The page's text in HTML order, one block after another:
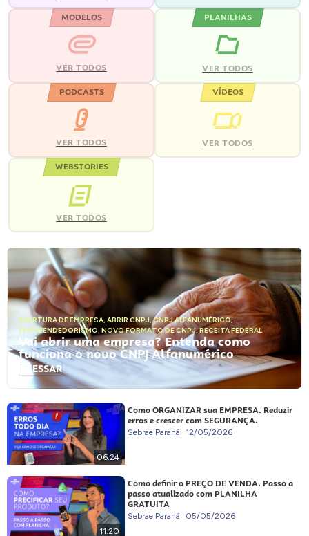
MODELOS
VER TODOS
PLANILHAS
VER TODOS
PODCASTS
VER TODOS
VÍDEOS
VER TODOS
WEBSTORIES
VER TODOS
ABERTURA DE EMPRESA, ABRIR CNPJ,CNPJ ALFANUMÉRICO,
EMPREENDEDORISMO, NOVO FORMATO DE CNPJ,RECEITA FEDERAL
Vai abrir uma empresa? Entenda como
funciona o novo CNPJ Alfanumérico
ACESSAR
06:24
Como ORGANIZAR sua EMPRESA. Reduzir
erros e crescer com SEGURANÇA.
Sebrae Paraná 12/05/2026
11:20
Como definir o PREÇO DE VENDA. Passo a
passo atualizado com PLANILHA
GRATUITA
Sebrae Paraná 05/05/2026